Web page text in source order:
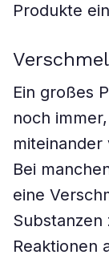
Produkte
Ein großes
noch
Bei
eine
Substanzen
Reaktionen